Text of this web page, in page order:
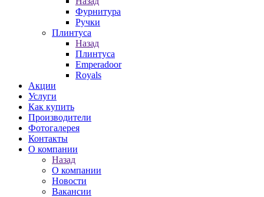
Фурнитура
Ручки
Плинтуса
Назад
Плинтуса
Emperadoor
Royals
Акции
Услуги
Как купить
Производители
Фотогалерея
Контакты
О компании
Назад
О компании
Новости
Вакансии